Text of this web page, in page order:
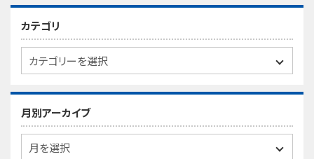
カテゴリ
月別アーカイブ